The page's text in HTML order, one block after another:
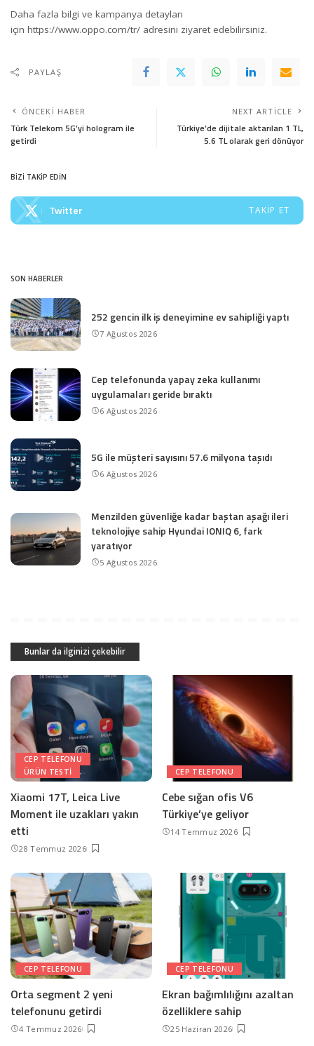
Daha fazla bilgi ve kampanya detayları
için https://www.oppo.com/tr/ adresini ziyaret edebilirsiniz.
PAYLAŞ
ÖNCEKI HABER
Türk Telekom 5G’yi hologram ile
getirdi
NEXT ARTICLE
Türkiye’de dijitale aktarılan 1 TL,
5.6 TL olarak geri dönüyor
BİZİ TAKİP EDİN
Twitter TAKIP ET
SON HABERLER
252 gencin ilk iş deneyimine ev sahipliği yaptı
7 Ağustos 2026
Cep telefonunda yapay zeka kullanımı
uygulamaları geride bıraktı
6 Ağustos 2026
5G ile müşteri sayısını 57.6 milyona taşıdı
6 Ağustos 2026
Menzilden güvenliğe kadar baştan aşağı ileri
teknolojiye sahip Hyundai IONIQ 6, fark
yaratıyor
5 Ağustos 2026
Bunlar da ilginizi çekebilir
CEP TELEFONU
ÜRÜN TESTI
Xiaomi 17T, Leica Live
Moment ile uzakları yakın
etti
28 Temmuz 2026
CEP TELEFONU
Cebe sığan ofis V6
Türkiye’ye geliyor
14 Temmuz 2026
CEP TELEFONU
Orta segment 2 yeni
telefonunu getirdi
4 Temmuz 2026
CEP TELEFONU
Ekran bağımlılığını azaltan
özelliklere sahip
25 Haziran 2026